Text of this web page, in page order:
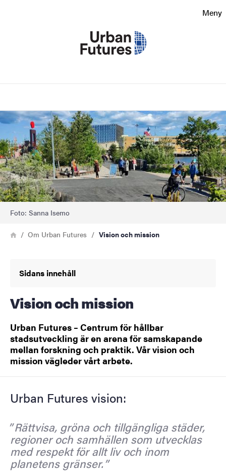
Meny
Bild
Foto: Sanna Isemo
Länkstig
HemOm Urban Futures Vision och mission
Sidans innehåll
Vision och mission
Urban Futures – Centrum för hållbar
stadsutveckling är en arena för samskapande
mellan forskning och praktik. Vår vision och
mission vägleder vårt arbete.
Urban Futures vision:
Rättvisa, gröna och tillgängliga städer,
regioner och samhällen som utvecklas
med respekt för allt liv och inom
planetens gränser.